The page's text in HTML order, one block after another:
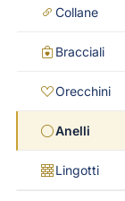
Collane
Bracciali
Orecchini
Anelli
Lingotti